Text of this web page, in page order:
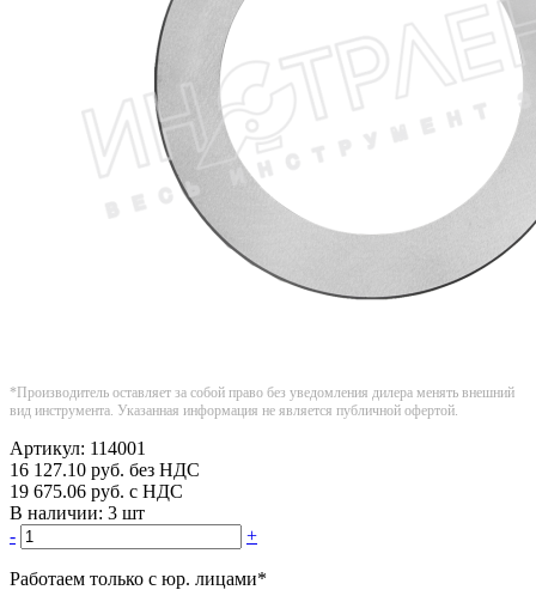
*Производитель оставляет за собой право без уведомления дилера менять внешний
вид инструмента. Указанная информация не является публичной офертой.
Артикул: 114001
16 127.10 руб. без НДС
19 675.06 руб. с НДС
В наличии: 3 шт
-
+
Работаем только с юр. лицами*